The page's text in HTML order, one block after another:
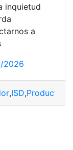
inquietud
a
2026
,ISD,Productos